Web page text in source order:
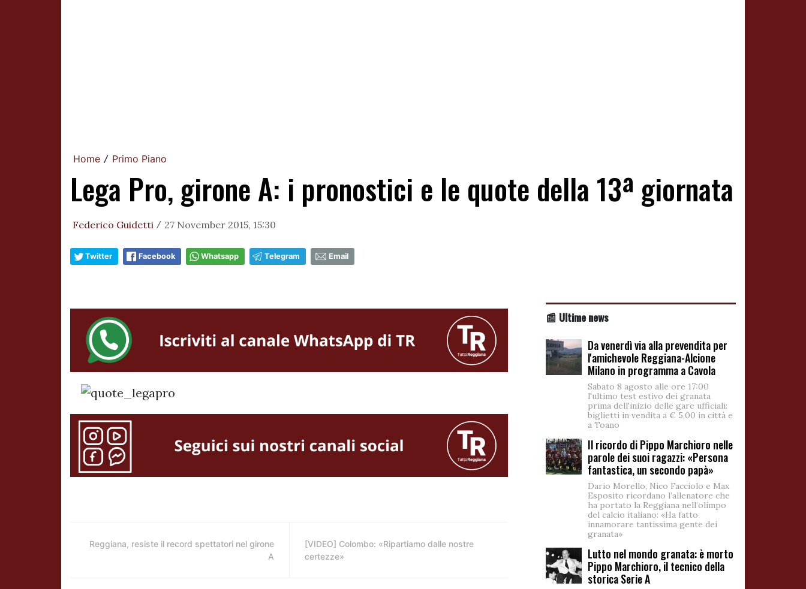
Home / Primo Piano
Lega Pro, girone A: i pronostici e le quote della 13ª giornata
Federico Guidetti / 27 November 2015, 15:30
Twitter Facebook Whatsapp Telegram Email
Reggiana, resiste il record spettatori nel girone
A
[VIDEO] Colombo: «Ripartiamo dalle nostre
certezze»
📰 Ultime news
Da venerdì via alla prevendita per
l'amichevole Reggiana-Alcione
Milano in programma a Cavola
Sabato 8 agosto alle ore 17:00
l'ultimo test estivo dei granata
prima dell'inizio delle gare ufficiali:
biglietti in vendita a € 5,00 in città e
a Toano
Il ricordo di Pippo Marchioro nelle
parole dei suoi ragazzi: «Persona
fantastica, un secondo papà»
Dario Morello, Nico Facciolo e Max
Esposito ricordano l’allenatore che
ha portato la Reggiana nell’olimpo
del calcio italiano: «Ha fatto
innamorare tantissima gente dei
granata»
Lutto nel mondo granata: è morto
Pippo Marchioro, il tecnico della
storica Serie A